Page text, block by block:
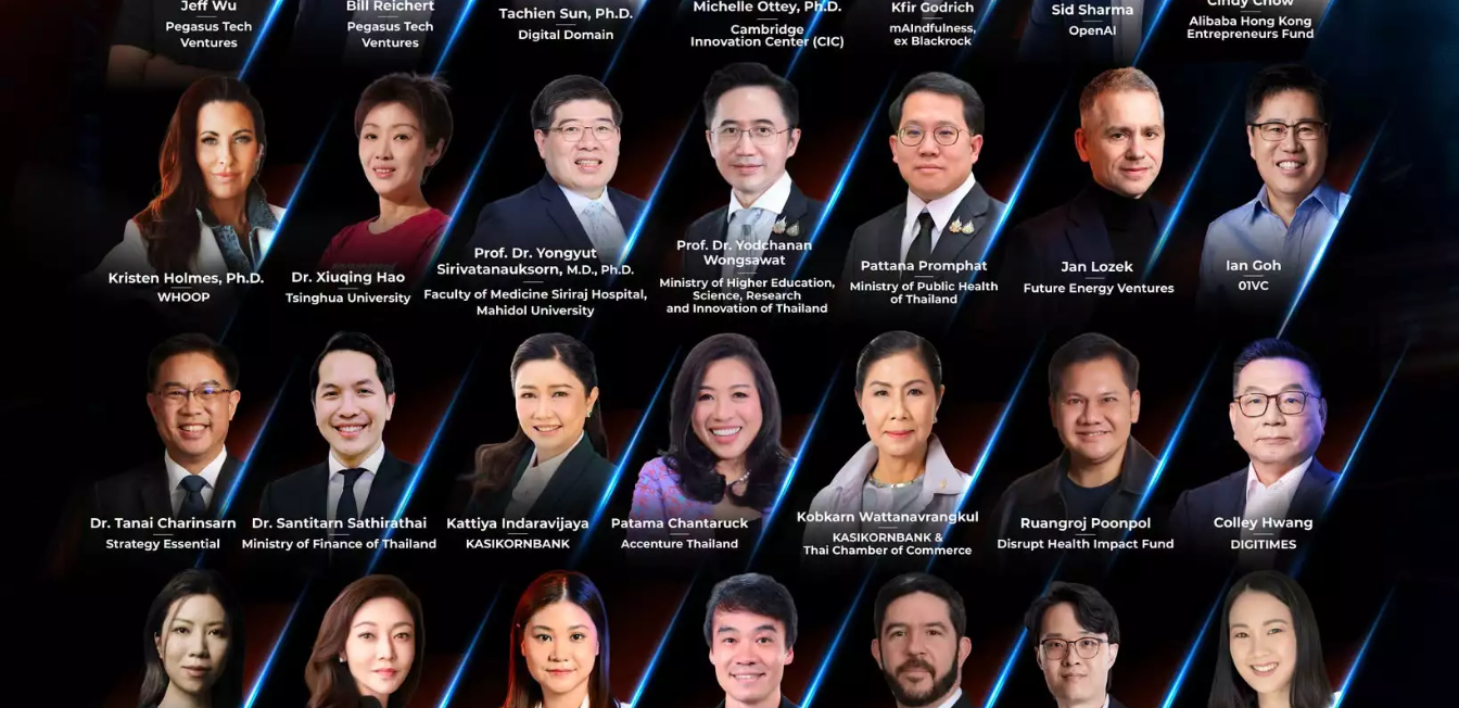
0
119
บาท
ใครๆ ก็ขับ Grab ได้ เปิดช่องให้เกิดอาชญากรรม
ถึงแม้ว่าแกร็บจะเปิดโอกาสให้คนที่มีรถยนต์ส่วนบุคคลสามารถหารายได้เสริมจากการให้บริการรับส่ง
ผู้โดยสารโดยเรียกผ่านแอป แต่ก็ใช่ว่าทุกคนจะสามารถขับแกร็บได้ คนที่จะมาเป็นพาร์ทเนอร์ของแก
ร็บจะต้องผ่านกระบวนการคัดกรองที่เข้มงวด โดยมีการตรวจสอบประวัติอาชญากรรมย้อนหลังถึง
7
ปี หากพบประวัติเคยกระทำความผิดทางกฎหมายใดๆ ก็จะไม่สามารถให้บริการได้ เมื่อผ่านการคัด
เลือกแล้วคนขับจะต้องผ่านการอบรมด้านต่างๆไม่ว่าจะเป็น เทคนิคในการรับงาน มารยาทในการให้
บริการ มาตรความปลอดภัยด้วย รวมทั้งมีการกำหนดหลักปฏิบัติและจรรยาบรรณเพื่อเป็นแนวทางใน
การทำงานให้กับคนขับทุกคน นอกจากนี้ แกร็บยังรับฟังความคิดเห็นของผู้โดยสารเพื่อพร้อมปรับปรุง
การให้บริการอยู่เสมอ โดยมีระบบการให้คะแนนหลังการเดินทาง
ซึ่งถือเป็นการประเมินผลการให้
บริการของคนขับไปในตัวโดยจะส่งผลต่อค่าตอบแทน โบนัสและสิทธิประโยชน์อื่นๆ
และในกรณีที่คน
ขับกระทำความผิดหรือฝ่าฝืนข้อบังคับต่างๆ แกร็บมีระบบแบนคนขับหรือการระงับสัญญาณการให้
บริการในระหว่างตรวจสอบข้อเท็จจริงโดยแกร็บพร้อมให้การสนับสนุนเจ้าหน้าที่ตำรวจอย่างเต็มที่
โดยเฉพาะในด้านข้อมูลของคนขับเพื่อประโยชน์ในการสืบสวนสอบสวน
Grabเอาเปรียบคนขับ ทำนาบนหลังคน
บางคนคิดว่าแกร็บเอาเปรียบคนขับจากการหักเปอร์เซ็นต์ค่าบริการ โดยอาจไม่ทราบว่าอันที่จริงแล้ว
แกร็บให้ความสำคัญกับการยกระดับคุณภาพชีวิตของคนขับมาตั้งแต่เริ่มต้นดำเนินธุรกิจ ปัจจุบันมีพาร์
ทเนอร์คนขับนับแสนคนที่ใช้ประโยชน์จากแอปพลิเคชันแกร็บในการสร้างรายได้จากอาชีพ